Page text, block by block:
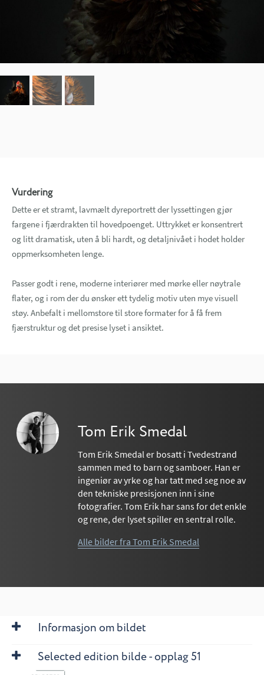
Vurdering
Dette er et stramt, lavmælt dyreportrett der lyssettingen gjør
fargene i fjærdrakten til hovedpoenget. Uttrykket er konsentrert
og litt dramatisk, uten å bli hardt, og detaljnivået i hodet holder
oppmerksomheten lenge.
Passer godt i rene, moderne interiører med mørke eller nøytrale
flater, og i rom der du ønsker ett tydelig motiv uten mye visuell
støy. Anbefalt i mellomstore til store formater for å få frem
fjærstruktur og det presise lyset i ansiktet.
Tom Erik Smedal
Tom Erik Smedal er bosatt i Tvedestrand
sammen med to barn og samboer. Han er
ingeniør av yrke og har tatt med seg noe av
den tekniske presisjonen inn i sine
fotografier. Tom Erik har sans for det enkle
og rene, der lyset spiller en sentral rolle.
Alle bilder fra Tom Erik Smedal
Informasjon om bildet
Selected edition bilde - opplag 51